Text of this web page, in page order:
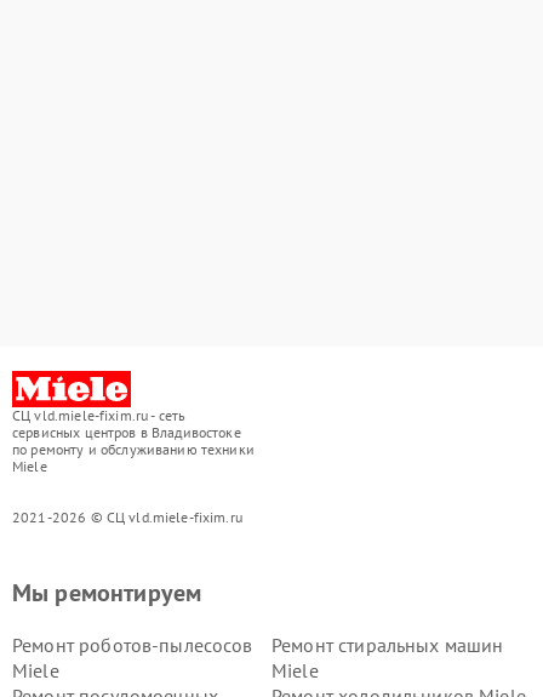
СЦ vld.miele-fixim.ru - сеть
сервисных центров в Владивостоке
по ремонту и обслуживанию техники
Miele
2021-2026 © СЦ vld.miele-fixim.ru
Мы ремонтируем
Ремонт роботов-пылесосов
Miele
Ремонт стиральных машин
Miele